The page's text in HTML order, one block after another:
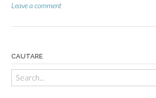
Leave a comment
CAUTARE